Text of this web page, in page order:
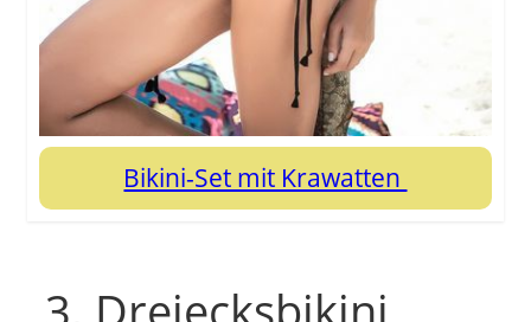
Bikini-Set mit Krawatten